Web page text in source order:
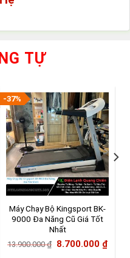
TỰ
-37%
Máy Chạy Bộ Kingsport BK-
9000 Đa Năng Cũ Giá Tốt
Nhất
13.900.000₫ Giá
8.700.000 ₫Giá